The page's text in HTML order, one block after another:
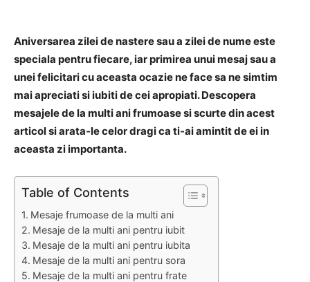
Aniversarea zilei de nastere sau a zilei de nume este
speciala pentru fiecare, iar primirea unui mesaj sau a
unei felicitari cu aceasta ocazie ne face sa ne simtim
mai apreciati si iubiti de cei apropiati. Descopera
mesajele de la multi ani frumoase si scurte din acest
articol si arata-le celor dragi ca ti-ai amintit de ei in
aceasta zi importanta.
Table of Contents
Mesaje frumoase de la multi ani
Mesaje de la multi ani pentru iubit
Mesaje de la multi ani pentru iubita
Mesaje de la multi ani pentru sora
Mesaje de la multi ani pentru frate